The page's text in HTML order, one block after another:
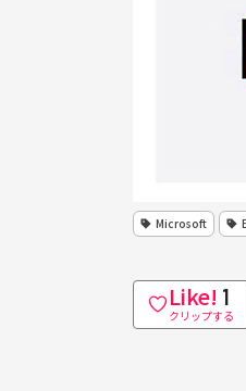
Microsoft
Like! 1
クリップする